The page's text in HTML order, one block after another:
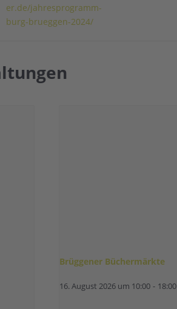
er.de/jahresprogramm-
burg-brueggen-2024/
Brüggener Büchermärkte
16. August 2026 um 10:00 - 18:00